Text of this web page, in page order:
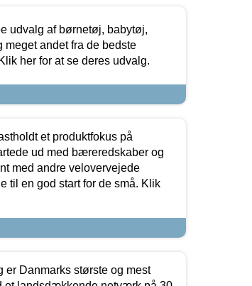
udvalg af børnetøj, babytøj,
meget andet fra de bedste
her for at se deres udvalg.
et produktfokus på
ud med bæreredskaber og
med andre velovervejede
til en god start for de små. Klik
er Danmarks største og mest